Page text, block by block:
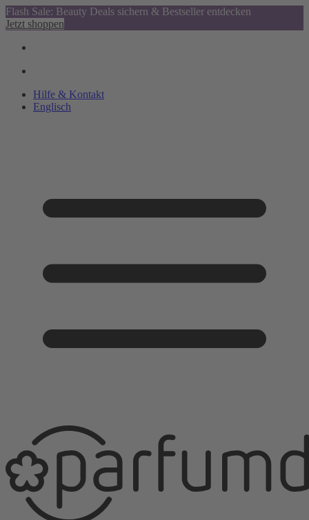
Flash Sale: Beauty Deals sichern & Bestseller entdecken
Jetzt shoppen
Hilfe & Kontakt
Englisch